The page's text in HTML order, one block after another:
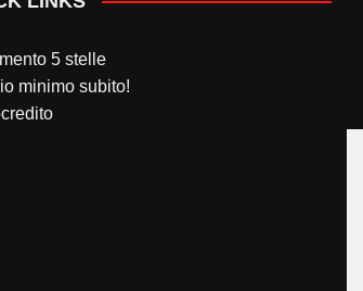
5 stelle
minimo subito!